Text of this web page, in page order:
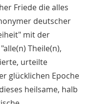
Friede die alles
deutscher
mit der
Theile(n),
urteilte
glücklichen Epoche
heilsame, halb